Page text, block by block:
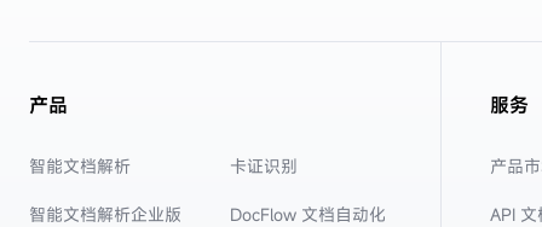
产品
智能文档解析
智能文档解析企业版
卡证识别
DocFlow 文档自动化
服务
产品
API